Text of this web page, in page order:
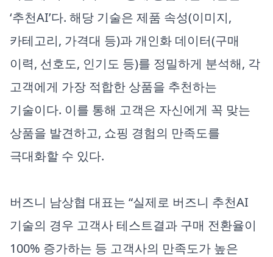
‘추천AI’다. 해당 기술은 제품 속성(이미지,
카테고리, 가격대 등)과 개인화 데이터(구매
이력, 선호도, 인기도 등)를 정밀하게 분석해, 각
고객에게 가장 적합한 상품을 추천하는
기술이다. 이를 통해 고객은 자신에게 꼭 맞는
상품을 발견하고, 쇼핑 경험의 만족도를
극대화할 수 있다.
버즈니 남상협 대표는 “실제로 버즈니 추천AI
기술의 경우 고객사 테스트결과 구매 전환율이
100% 증가하는 등 고객사의 만족도가 높은